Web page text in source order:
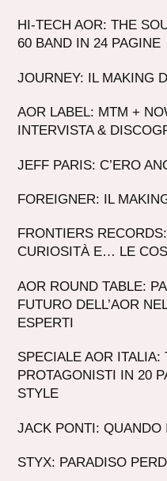
HI-TECH AOR: THE
60 BAND IN 24 PAGINE
JOURNEY: IL MAKING
AOR LABEL: MTM +
INTERVISTA &
JEFF PARIS: C’ERO
FOREIGNER: IL
FRONTIERS
CURIOSITÀ E… LE
AOR ROUND TABLE:
FUTURO DELL’AOR
ESPERTI
SPECIALE AOR ITALIA:
PROTAGONISTI IN 20
STYLE
JACK PONTI: QUANDO
STYX: PARADISO